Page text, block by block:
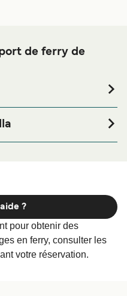
de ferry de
au port de ferry de Melilla
voyage ou si vous
pour votre séjour, merci
pour obtenir des
en ferry, consulter les
votre réservation.
?